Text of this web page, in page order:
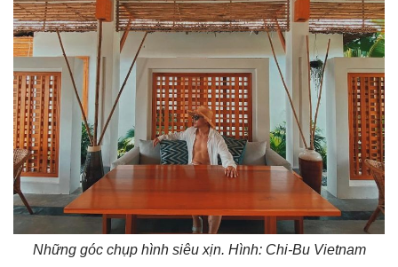
Những góc chụp hình siêu xịn. Hình: Chi-Bu Vietnam